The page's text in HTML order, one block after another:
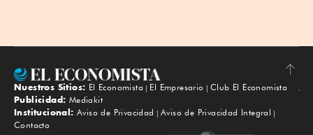
Subir
Nuestros Sitios: El Economista El Empresario
Club El Economista
Publicidad: Mediakit
Institucional: Aviso de Privacidad
Aviso de Privacidad Integral
Contacto